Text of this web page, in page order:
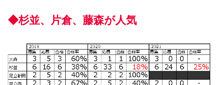
◆杉並、片倉、藤森が人気